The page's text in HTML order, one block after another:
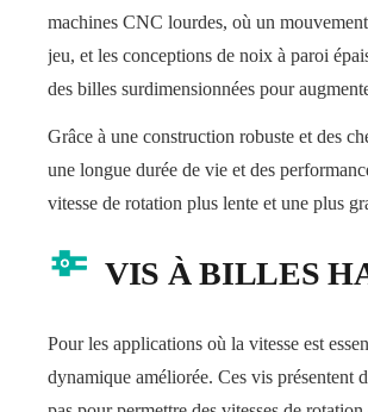
machines CNC lourdes, où un
jeu, et les conceptions de noix à paroi
des billes surdimensionnées pour
Grâce à une construction robuste et des
une longue durée de vie et des
vitesse de rotation plus lente et une plus
VIS À BILLES
Pour les applications où la vitesse est
dynamique améliorée. Ces vis présentent